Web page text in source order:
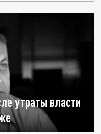
утраты власти